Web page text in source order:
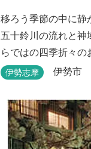
移ろう季節の中に静
五十鈴川の流れと神
らではの四季折々
します。伊勢神宮（
伊勢志摩 伊勢市